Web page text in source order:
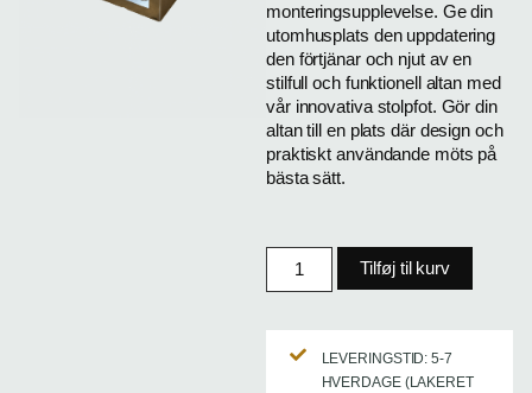
monteringsupplevelse. Ge din
utomhusplats den uppdatering
den förtjänar och njut av en
stilfull och funktionell altan med
vår innovativa stolpfot. Gör din
altan till en plats där design och
praktiskt användande möts på
bästa sätt.
Tilføj til kurv
LEVERINGSTID: 5-7
HVERDAGE (LAKERET